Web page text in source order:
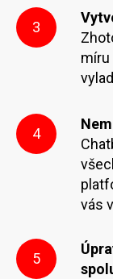
3
míru
4
vás
5